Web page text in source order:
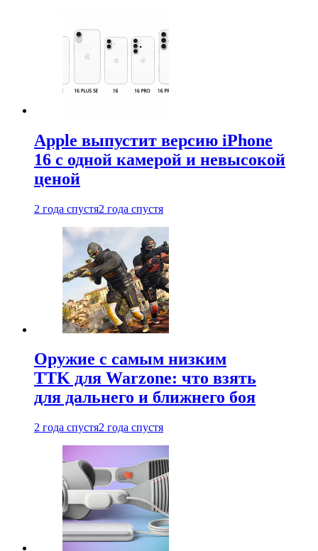
Apple выпустит версию iPhone
16 с одной камерой и невысокой
ценой
2 года спустя2 года спустя
Оружие с самым низким
TTK для Warzone: что взять
для дальнего и ближнего боя
2 года спустя2 года спустя